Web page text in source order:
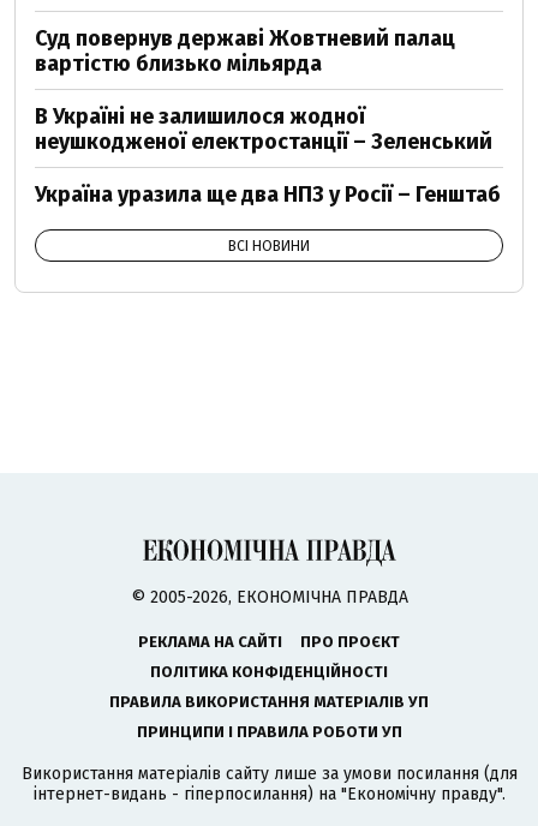
Суд повернув державі Жовтневий палац
вартістю близько мільярда
В Україні не залишилося жодної
неушкодженої електростанції – Зеленський
Україна уразила ще два НПЗ у Росії – Генштаб
ВСІ НОВИНИ
© 2005-2026, ЕКОНОМІЧНА ПРАВДА
РЕКЛАМА НА САЙТІ
ПРО ПРОЄКТ
ПОЛІТИКА КОНФІДЕНЦІЙНОСТІ
ПРАВИЛА ВИКОРИСТАННЯ МАТЕРІАЛІВ УП
ПРИНЦИПИ І ПРАВИЛА РОБОТИ УП
Використання матеріалів сайту лише за умови посилання (для
інтернет-видань - гіперпосилання) на "Економічну правду".